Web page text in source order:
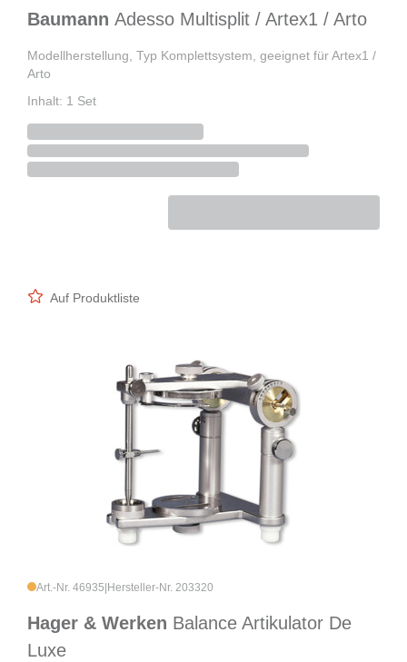
Baumann Adesso Multisplit / Artex1 / Arto
Modellherstellung, Typ Komplettsystem, geeignet für Artex1 /
Arto
Inhalt: 1 Set
Auf Produktliste
Art.-Nr. 46935 Hersteller-Nr. 203320
Hager & Werken Balance Artikulator De
Luxe